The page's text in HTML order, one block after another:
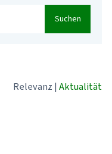
Suchen
Relevanz | Aktualität